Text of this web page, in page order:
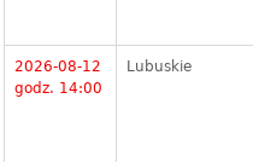
2026-08-12
godz. 14:00
Lubuskie